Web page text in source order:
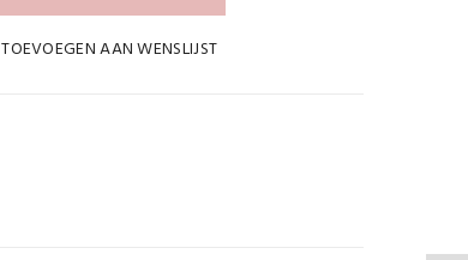
TOEVOEGEN AAN WENSLIJST